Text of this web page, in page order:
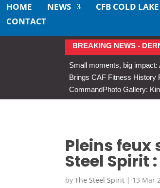
HOME NEWS CFB COLD LAKE
CONTACT
BREAKING NEWS -
Small moments, big
Brings CAF Fitness History
CommandPhoto Gallery:
Pleins feux
Steel Spirit
byThe Steel Spirit | 13 Mar